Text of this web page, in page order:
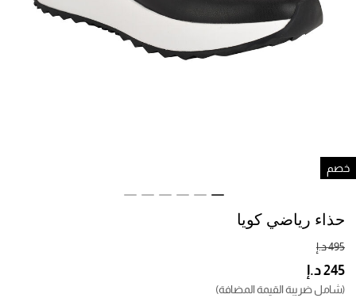
حذاء رياضي كويا
(شامل ضريبة القيمة المضافة)